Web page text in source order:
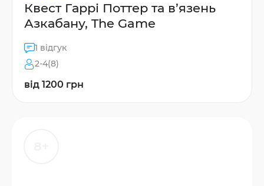
Квест Гаррі Поттер та в’язень
Азкабану, The Game
1 відгук
2-4(8)
від 1200 грн